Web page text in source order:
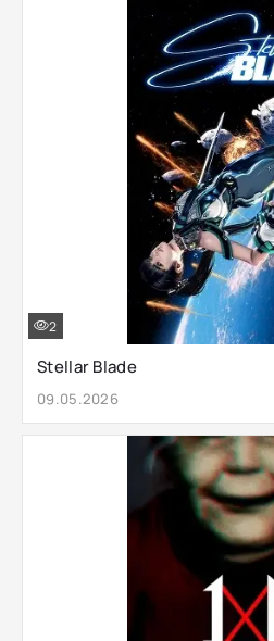
Stellar Blade
09.05.2026
2